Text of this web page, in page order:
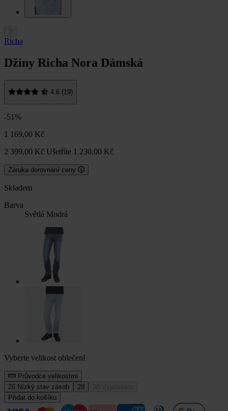
Richa
Džíny Richa Nora Dámská
4.6 (19)
-51%
1 169,00 Kč
2 399,00 Kč Ušetříte 1 230,00 Kč
Záruka dorovnání ceny
Skladem
Barva
Světlá Modrá
Vyberte velikost oblečení
Průvodce velikostmi
26 Nízký stav zásob 28
Přidat do košíku